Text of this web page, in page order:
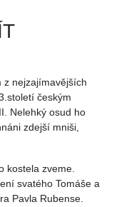
z nejzajímavějších
českým
Nelehký osud ho
zdejší mniši,
kostela zveme.
svatého Tomáše a
Pavla Rubense.